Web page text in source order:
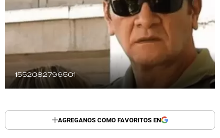
1552082796501
AGREGANOS COMO FAVORITOS EN
PALABRAS
HORÓSCOPO
Seguinos